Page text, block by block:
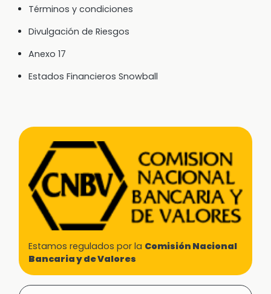
Términos y condiciones
Divulgación de Riesgos
Anexo 17
Estados Financieros Snowball
Estamos regulados por la Comisión Nacional
Bancaria y de Valores